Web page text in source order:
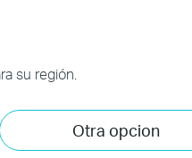
su región.
Otra opcion